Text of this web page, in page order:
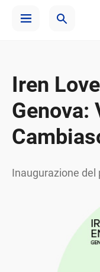
Iren
Genova:
Inaugurazione del